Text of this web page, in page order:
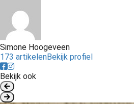
Simone Hoogeveen
173 artikelenBekijk profiel
Bekijk ook